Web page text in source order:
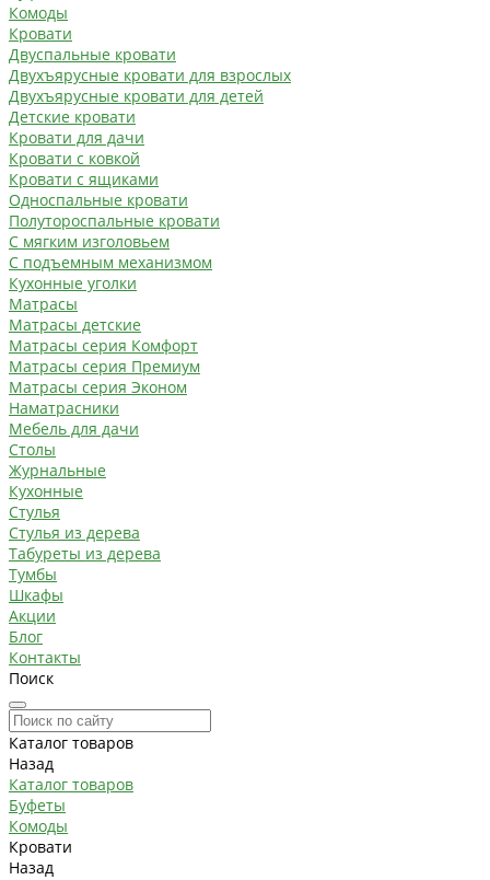
Комоды
Кровати
Двуспальные кровати
Двухъярусные кровати для взрослых
Двухъярусные кровати для детей
Детские кровати
Кровати для дачи
Кровати с ковкой
Кровати с ящиками
Односпальные кровати
Полутороспальные кровати
С мягким изголовьем
С подъемным механизмом
Кухонные уголки
Матрасы
Матрасы детские
Матрасы серия Комфорт
Матрасы серия Премиум
Матрасы серия Эконом
Наматрасники
Мебель для дачи
Столы
Журнальные
Кухонные
Стулья
Стулья из дерева
Табуреты из дерева
Тумбы
Шкафы
Акции
Блог
Контакты
Поиск
Каталог товаров
Назад
Каталог товаров
Буфеты
Комоды
Кровати
Назад